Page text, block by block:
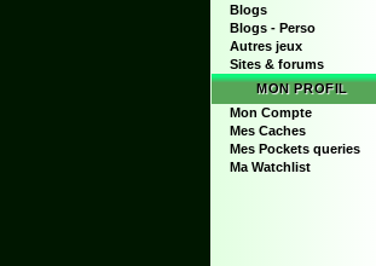
Blogs
Blogs - Perso
Autres jeux
Sites & forums
MON PROFIL
Mon Compte
Mes Caches
Mes Pockets queries
Ma Watchlist